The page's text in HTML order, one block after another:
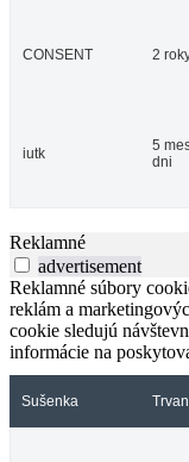
CONSENT 2
iutk
5
dni
Reklamné
advertisement
Reklamné súbory
reklám a
cookie sledujú
informácie na
Sušenka